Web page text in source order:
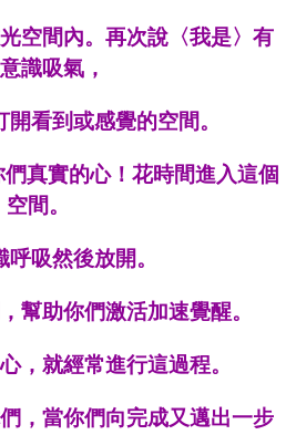
空間內。再次說〈我是〉有
意識吸氣，
看到或感覺的空間。
真實的心！花時間進入這個
空間。
呼吸然後放開。
， 幫助你們激活加速覺醒。
，就經常進行這過程。
，當你們向完成又邁出一步